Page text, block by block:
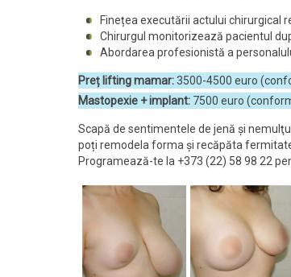
Finețea executării actului chirurgical
Chirurgul monitorizează pacientul
Abordarea profesionistă a
Preț lifting mamar:3500-4500 euro
Mastopexie + implant: 7500 euro
Scapă de sentimentele de jenă şi
poți remodela forma și recăpăta
Programează-te la +373 (22) 58 98 22